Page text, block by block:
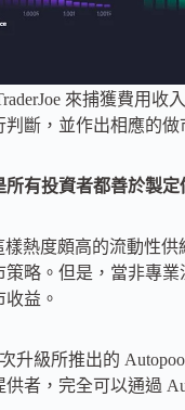
來捕獲費用
斷，並作出相應的做
有投資者都善於製
熱度頗高的流動性
略。但是，當非專
益。
升級所推出的
者，完全可以通過